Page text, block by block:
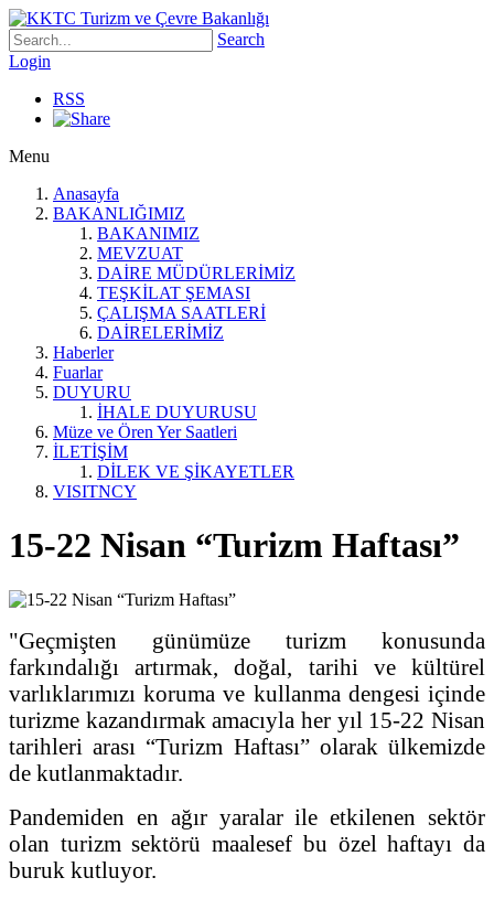
Search
Login
RSS
Menu
Anasayfa
BAKANLIĞIMIZ
BAKANIMIZ
MEVZUAT
DAİRE MÜDÜRLERİMİZ
TEŞKİLAT ŞEMASI
ÇALIŞMA SAATLERİ
DAİRELERİMİZ
Haberler
Fuarlar
DUYURU
İHALE DUYURUSU
Müze ve Ören Yer Saatleri
İLETİŞİM
DİLEK VE ŞİKAYETLER
VISITNCY
15-22 Nisan “Turizm Haftası”
"Geçmişten günümüze turizm konusunda
farkındalığı artırmak, doğal, tarihi ve kültürel
varlıklarımızı koruma ve kullanma dengesi içinde
turizme kazandırmak amacıyla her yıl 15-22 Nisan
tarihleri arası “Turizm Haftası” olarak ülkemizde
de kutlanmaktadır.
Pandemiden en ağır yaralar ile etkilenen sektör
olan turizm sektörü maalesef bu özel haftayı da
buruk kutluyor.